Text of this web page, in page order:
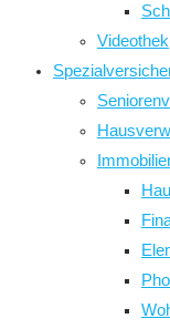
Videothek